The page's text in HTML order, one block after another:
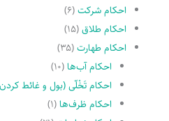
احکام شرکت(۶)
احکام طلاق(۱۵)
احکام طهارت(۳۵)
احکام آب‌ها(۱۰)
احکام تَخْلّى (بول و غائط
احکام ظرف‌ها(۱)